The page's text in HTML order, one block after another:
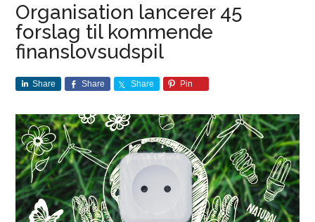
Organisation lancerer 45
forslag til kommende
finanslovsudspil
Share Share Share Pin